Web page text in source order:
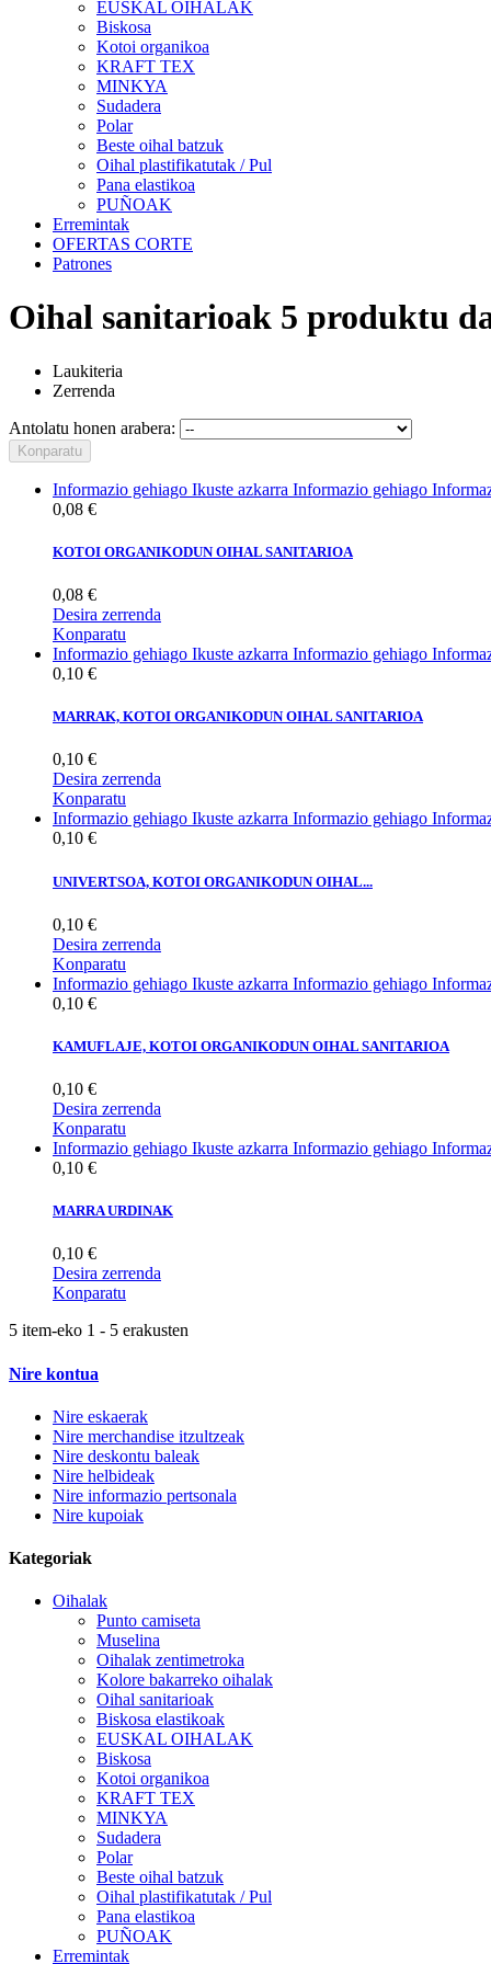
EUSKAL OIHALAK
Biskosa
Kotoi organikoa
KRAFT TEX
MINKYA
Sudadera
Polar
Beste oihal batzuk
Oihal plastifikatutak / Pul
Pana elastikoa
PUÑOAK
Erremintak
OFERTAS CORTE
Patrones
Oihal sanitarioak 5 produktu
Laukiteria
Zerrenda
Antolatu honen arabera:
Konparatu
Informazio gehiago Ikuste azkarra Informazio gehiago
0,08 €
KOTOI ORGANIKODUN OIHAL SANITARIOA
0,08 €
Desira zerrenda
Konparatu
Informazio gehiago Ikuste azkarra Informazio gehiago
0,10 €
MARRAK, KOTOI ORGANIKODUN OIHAL SANITARIOA
0,10 €
Desira zerrenda
Konparatu
Informazio gehiago Ikuste azkarra Informazio gehiago
0,10 €
UNIVERTSOA, KOTOI ORGANIKODUN OIHAL...
0,10 €
Desira zerrenda
Konparatu
Informazio gehiago Ikuste azkarra Informazio gehiago
0,10 €
KAMUFLAJE, KOTOI ORGANIKODUN OIHAL SANITARIOA
0,10 €
Desira zerrenda
Konparatu
Informazio gehiago Ikuste azkarra Informazio gehiago
0,10 €
MARRA URDINAK
0,10 €
Desira zerrenda
Konparatu
5 item-eko 1 - 5 erakusten
Nire kontua
Nire eskaerak
Nire merchandise itzultzeak
Nire deskontu baleak
Nire helbideak
Nire informazio pertsonala
Nire kupoiak
Kategoriak
Oihalak
Punto camiseta
Muselina
Oihalak zentimetroka
Kolore bakarreko oihalak
Oihal sanitarioak
Biskosa elastikoak
EUSKAL OIHALAK
Biskosa
Kotoi organikoa
KRAFT TEX
MINKYA
Sudadera
Polar
Beste oihal batzuk
Oihal plastifikatutak / Pul
Pana elastikoa
PUÑOAK
Erremintak